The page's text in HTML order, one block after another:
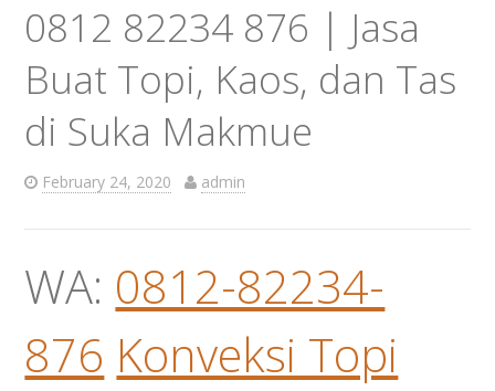
0812 82234 876 | Jasa
Buat Topi, Kaos, dan Tas
di Suka Makmue
February 24, 2020 admin
WA: 0812-82234-
876 Konveksi Topi